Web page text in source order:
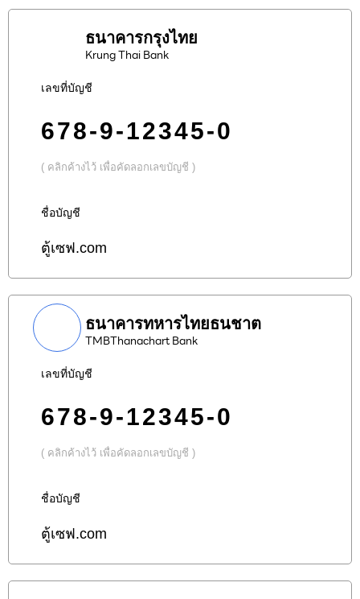
ธนาคารกรุงไทย
Krung Thai Bank
เลขที่บัญชี
678-9-12345-0
( คลิกค้างไว้ เพื่อคัดลอกเลขบัญชี )
ชื่อบัญชี
ตู้เซฟ.com
ธนาคารทหารไทยธนชาต
TMBThanachart Bank
เลขที่บัญชี
678-9-12345-0
( คลิกค้างไว้ เพื่อคัดลอกเลขบัญชี )
ชื่อบัญชี
ตู้เซฟ.com